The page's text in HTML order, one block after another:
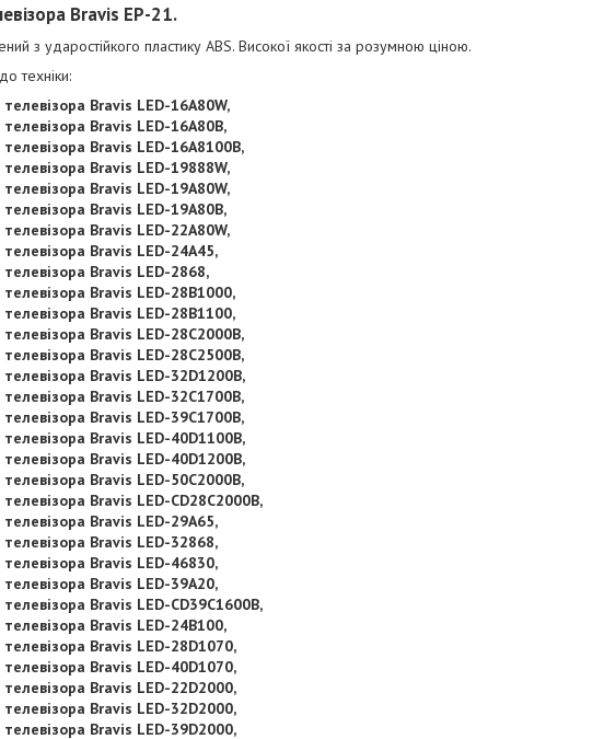
Bravis EP-21.
з ударостійкого пластику ABS. Високої якості за розумною ціною.
техніки:
Bravis LED-16A80W,
Bravis LED-16A80В,
Bravis LED-16A8100B,
Bravis LED-19888W,
Bravis LED-19A80W,
Bravis LED-19A80В,
Bravis LED-22A80W,
Bravis LED-24A45,
Bravis LED-2868,
Bravis LED-28B1000,
Bravis LED-28B1100,
Bravis LED-28C2000B,
Bravis LED-28C2500B,
Bravis LED-32D1200B,
Bravis LED-32C1700B,
Bravis LED-39C1700B,
Bravis LED-40D1100B,
Bravis LED-40D1200B,
Bravis LED-50C2000B,
Bravis LED-CD28C2000B,
Bravis LED-29A65,
Bravis LED-32868,
Bravis LED-46830,
Bravis LED-39A20,
Bravis LED-CD39C1600B,
Bravis LED-24B100,
Bravis LED-28D1070,
Bravis LED-40D1070,
Bravis LED-22D2000,
Bravis LED-32D2000,
Bravis LED-39D2000,